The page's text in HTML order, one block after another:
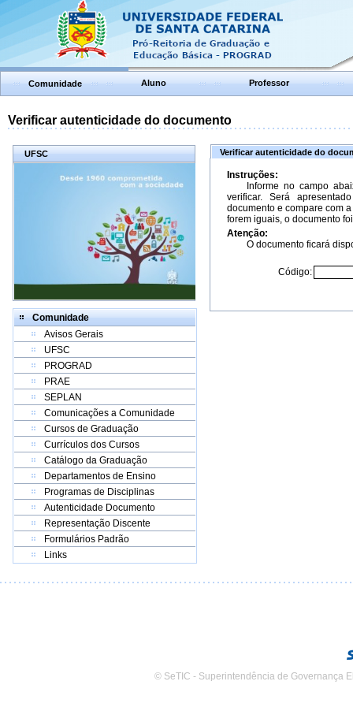
Comunidade Aluno Professor
Verificar autenticidade do documento
UFSC
Comunidade
Avisos Gerais
UFSC
PROGRAD
PRAE
SEPLAN
Comunicações a Comunidade
Cursos de Graduação
Currículos dos Cursos
Catálogo da Graduação
Departamentos de Ensino
Programas de Disciplinas
Autenticidade Documento
Representação Discente
Formulários Padrão
Links
Verificar autenticidade do
Instruções:
Informe no campo
verificar. Será
documento e compare com
forem iguais, o documento
Atenção:
O documento ficará
Código:
© SeTIC - Superintendência de Governança